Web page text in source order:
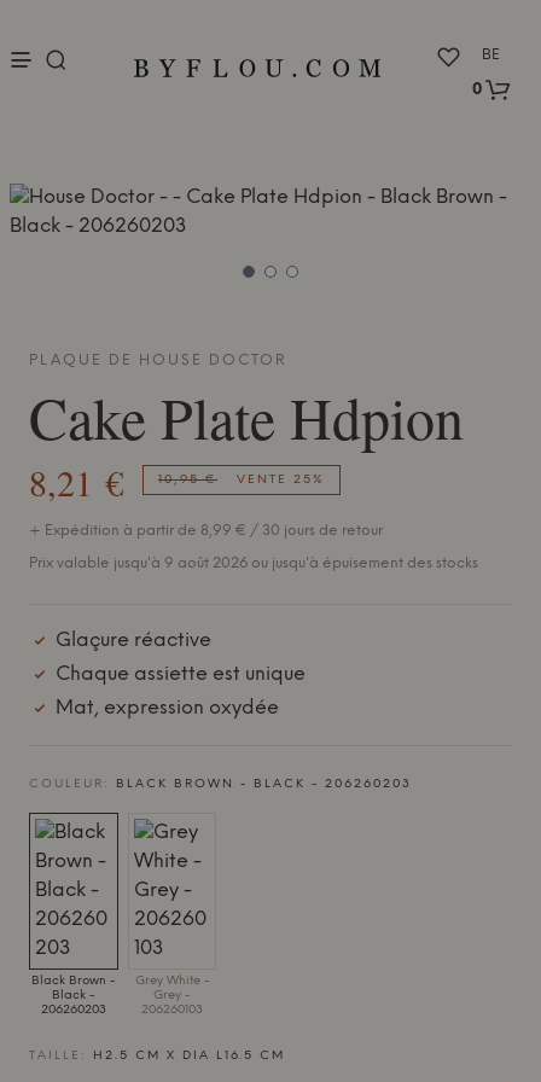
BE
0
PLAQUE DE HOUSE DOCTOR
Cake Plate Hdpion
8,21 € 10,95 € VENTE 25%
+ Expédition à partir de 8,99 € / 30 jours de retour
Prix valable jusqu'à 9 août 2026 ou jusqu'à épuisement des stocks
Glaçure réactive
Chaque assiette est unique
Mat, expression oxydée
COULEUR: BLACK BROWN - BLACK - 206260203
Black Brown -
Black -
206260203
Grey White -
Grey -
206260103
TAILLE: H2.5 CM X DIA L16.5 CM